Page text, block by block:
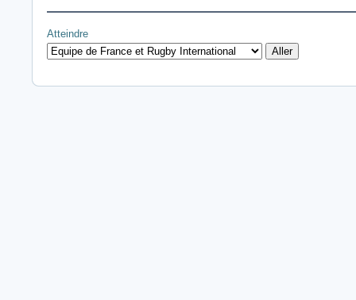
Atteindre